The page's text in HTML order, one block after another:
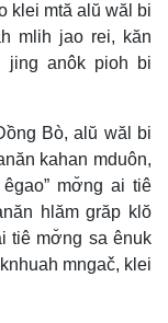
klei mtă alŭ wăl bi
mlih jao rei, kăn
jing anôk pioh bi
Bò, alŭ wăl bi
kahan mduôn,
mơ̆ng ai tiê
hlăm grăp klŏ
tiê mơ̆ng sa ênuk
mngač, klei